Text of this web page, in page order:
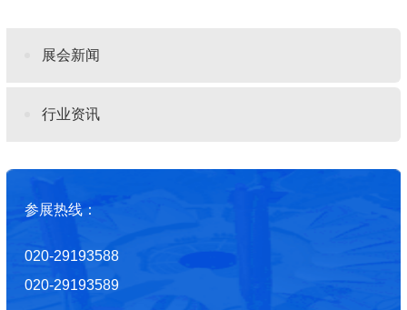
展会新闻
行业资讯
参展热线：
020-29193588
020-29193589